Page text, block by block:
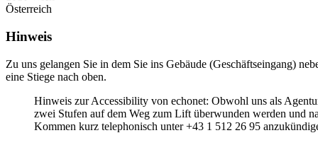
Österreich
Hinweis
Zu uns gelangen Sie in dem Sie ins Gebäude (Geschäftseingang)
eine Stiege nach oben.
Hinweis zur Accessibility von echonet: Obwohl uns als
zwei Stufen auf dem Weg zum Lift überwunden werden und
Kommen kurz telephonisch unter +43 1 512 26 95